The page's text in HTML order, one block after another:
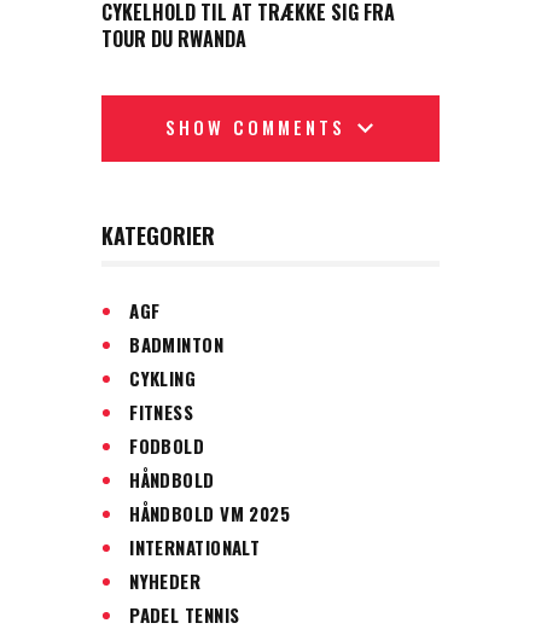
CYKELHOLD TIL AT TRÆKKE SIG FRA
TOUR DU RWANDA
SHOW COMMENTS
KATEGORIER
AGF
BADMINTON
CYKLING
FITNESS
FODBOLD
HÅNDBOLD
HÅNDBOLD VM 2025
INTERNATIONALT
NYHEDER
PADEL TENNIS